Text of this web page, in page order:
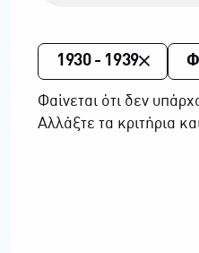
1930 - 1939
Φαίνεται ότι δεν
Αλλάξτε τα κριτήρια